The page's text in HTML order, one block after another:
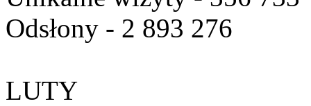
Odsłony - 2 893 276
LUTY